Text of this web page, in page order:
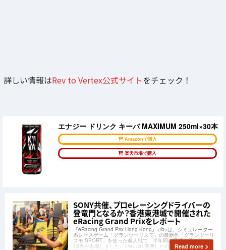
詳しい情報はRev to Vertex公式サイトをチェック！
エナジー ドリンク キーバ MAXIMUM 250ml×30本
Amazonで購入
楽天市場で購入
SONY共催、プロeレーシングドライバーの
登竜門となるか？香港東港城で開催された
eRacing Grand Prixをレポート
『eRacing Grand Prix Hong Kong』</b>は、シミュレーター
系レースゲーム「グランツーリスモ」の最新作「グランツーリ
スモ SPORT」を使った個人戦で、半年間の予選を勝ち抜いた
12名が出場しました。</p><p>優勝したのは、Jonathan選
Read more